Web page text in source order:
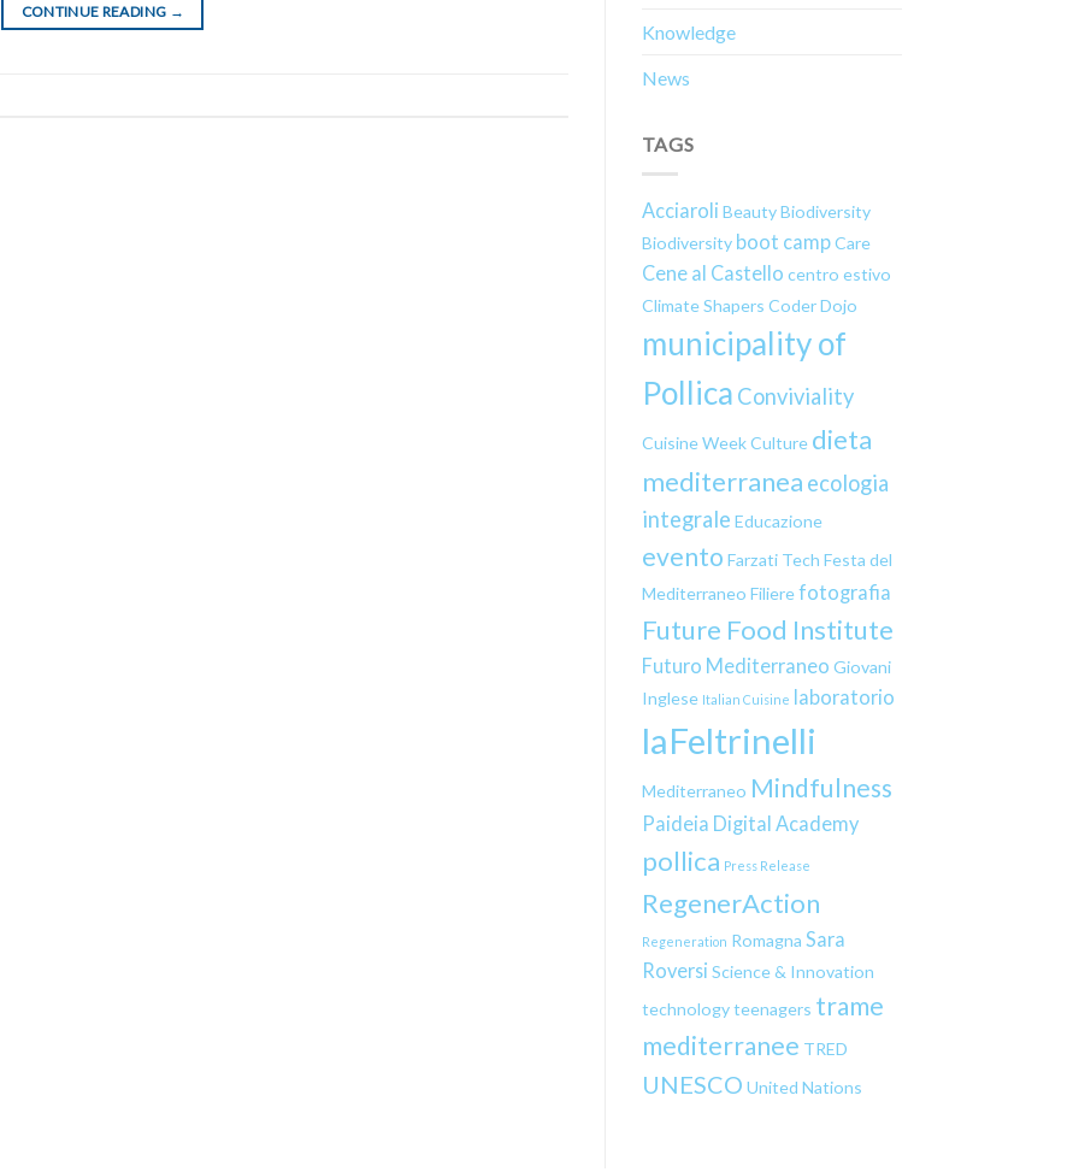
CONTINUE READING →
Knowledge
News
TAGS
Acciaroli Beauty Biodiversity
Biodiversity boot camp Care
Cene al Castello centro estivo
Climate Shapers Coder Dojo
municipality of
Pollica Conviviality
Cuisine Week Culture dieta
mediterranea ecologia
integrale Educazione
evento Farzati Tech Festa del
Mediterraneo Filiere fotografia
Future Food Institute
Futuro Mediterraneo Giovani
Inglese Italian Cuisine laboratorio
laFeltrinelli
Mediterraneo Mindfulness
Paideia Digital Academy
pollica Press Release
RegenerAction
Regeneration Romagna Sara
Roversi Science & Innovation
technology teenagers trame
mediterranee TRED
UNESCO United Nations